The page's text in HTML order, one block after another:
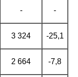
- -
3 324 -25,1
2 664 -7,8